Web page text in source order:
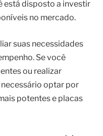
está disposto a investir
no mercado.
suas necessidades
Se você
ou realizar
optar por
potentes e placas